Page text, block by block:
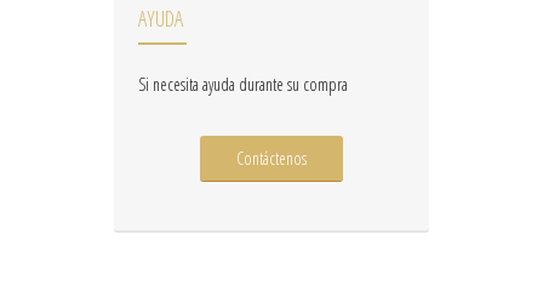
AYUDA
Si necesita ayuda durante su compra
Contáctenos